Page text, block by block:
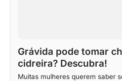
Grávida pode tomar
cidreira? Descubra!
Muitas mulheres querem saber